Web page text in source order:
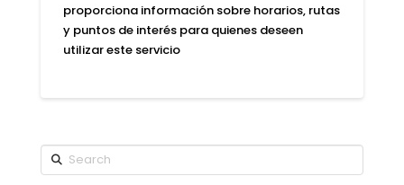
proporciona información sobrehorarios, rutas
y puntos de interéspara quienes deseen
utilizar este servicio
Search